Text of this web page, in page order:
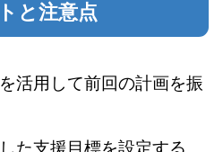
と注意点
活用して前回の計画を振
た支援目標を設定する